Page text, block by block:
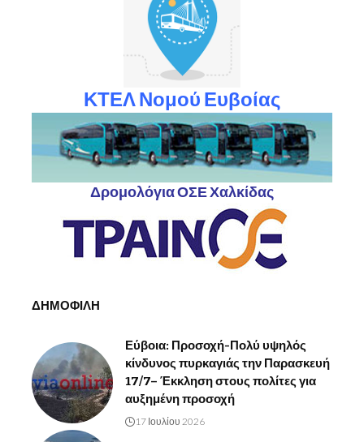
ΚΤΕΛ Νομού Ευβοίας
Δρομολόγια ΟΣΕ Χαλκίδας
ΔΗΜΟΦΙΛΗ
Εύβοια: Προσοχή-Πολύ υψηλός
κίνδυνος πυρκαγιάς την Παρασκευή
17/7– Έκκληση στους πολίτες για
αυξημένη προσοχή
17 Ιουλίου 2026